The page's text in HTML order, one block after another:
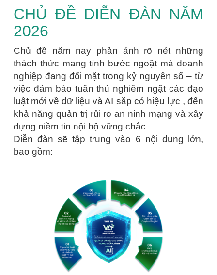
CHỦ ĐỀ DIỄN ĐÀN NĂM
2026
Chủ đề năm nay phản ánh rõ nét những
thách thức mang tính bước ngoặt mà doanh
nghiệp đang đối mặt trong kỷ nguyên số – từ
việc đảm bảo tuân thủ nghiêm ngặt các đạo
luật mới về dữ liệu và AI sắp có hiệu lực , đến
khả năng quản trị rủi ro an ninh mạng và xây
dựng niềm tin nội bộ vững chắc.
Diễn đàn sẽ tập trung vào 6 nội dung lớn,
bao gồm: